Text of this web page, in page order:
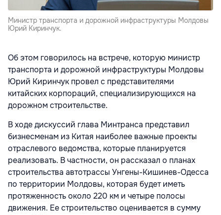
Министр транспорта и дорожной инфраструктуры Молдовы
Юрий Киринчук.
Об этом говорилось на встрече, которую министр
транспорта и дорожной инфраструктуры Молдовы
Юрий Киринчук провел с представителями
китайских корпораций, специализирующихся на
дорожном строительстве.
В ходе дискуссий глава Минтранса представил
бизнесменам из Китая наиболее важные проекты
отраслевого ведомства, которые планируется
реализовать. В частности, он рассказал о планах
строительства автотрассы Унгены-Кишинев-Одесса
по территории Молдовы, которая будет иметь
протяженность около 220 км и четыре полосы
движения. Ее строительство оценивается в сумму